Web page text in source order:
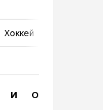
МАЙ
Хоккей
И О